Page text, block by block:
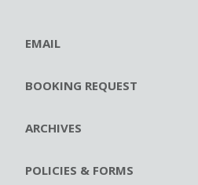
EMAIL
BOOKING REQUEST
ARCHIVES
POLICIES & FORMS